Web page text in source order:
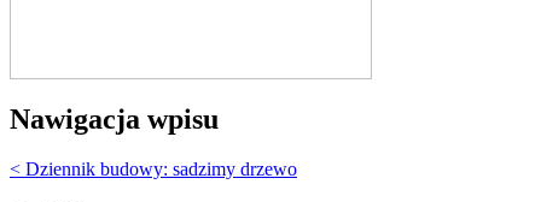
Nawigacja wpisu
< Dziennik budowy: sadzimy drzewo